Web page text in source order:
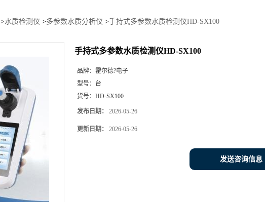
>水质检测仪 >多参数水质分析仪 >手持式多参数水质检测仪HD-SX100
手持式多参数水质检测仪HD-SX100
品牌： 霍尔德?电子
型号： 台
货号： HD-SX100
发布日期： 2026-05-26
更新日期： 2026-05-26
发送咨询信息